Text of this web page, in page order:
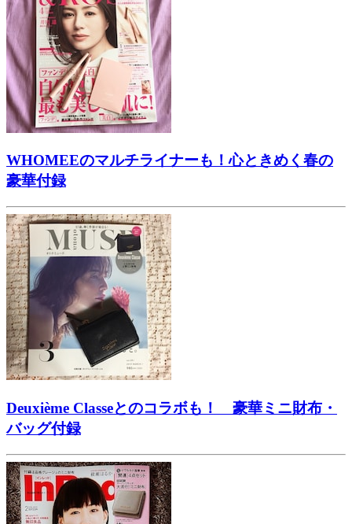
WHOMEEのマルチライナーも！心ときめく春の
豪華付録
Deuxième Classeとのコラボも！ 豪華ミニ財布・
バッグ付録